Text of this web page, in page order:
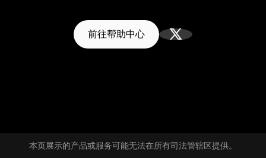
前往帮助中心
本页展示的产品或服务可能无法在所有司法管辖区提供。